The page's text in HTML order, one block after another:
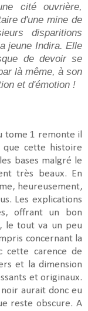
cité ouvrière,
d'une mine de
disparitions
jeune Indira. Elle
de devoir se
là même, à son
et d'émotion !
1 remonte il
cette histoire
bases malgré le
très beaux. En
heureusement,
Les explications
offrant un bon
le tout va un peu
concernant la
cette carence de
et la dimension
et originaux.
aurait donc eu
reste obscure. A